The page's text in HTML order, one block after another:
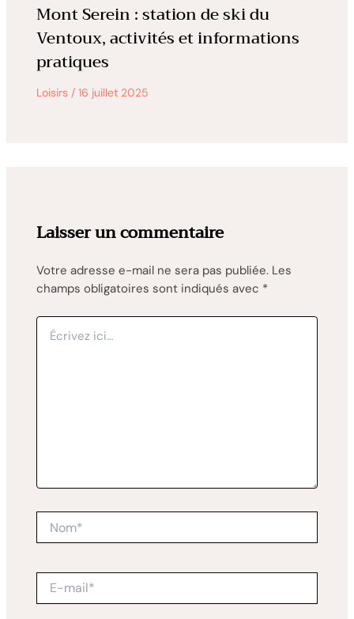
Mont Serein : station de ski du
Ventoux, activités et informations
pratiques
Loisirs/ 16 juillet 2025
Laisser un commentaire
Votre adresse e-mail ne sera pas publiée. Les
champs obligatoires sont indiqués avec *
Écrivez
ici…
mail*